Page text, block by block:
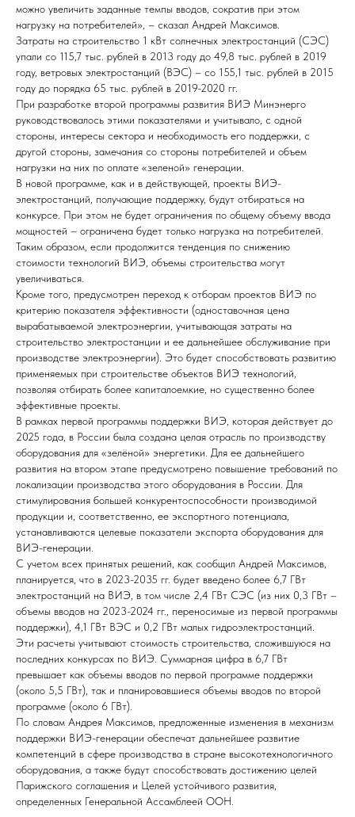
можно увеличить заданные темпы вводов, сократив при этом
нагрузку на потребителей», – сказал Андрей Максимов.
Затраты на строительство 1 кВт солнечных электростанций (СЭС)
упали со 115,7 тыс. рублей в 2013 году до 49,8 тыс. рублей в 2019
году, ветровых электростанций (ВЭС) – со 155,1 тыс. рублей в 2015
году до порядка 65 тыс. рублей в 2019-2020 гг.
При разработке второй программы развития ВИЭ Минэнерго
руководствовалось этими показателями и учитывало, с одной
стороны, интересы сектора и необходимость его поддержки, с
другой стороны, замечания со стороны потребителей и объем
нагрузки на них по оплате «зеленой» генерации.
В новой программе, как и в действующей, проекты ВИЭ-
электростанций, получающие поддержку, будут отбираться на
конкурсе. При этом не будет ограничения по общему объему ввода
мощностей – ограничена будет только нагрузка на потребителей.
Таким образом, если продолжится тенденция по снижению
стоимости технологий ВИЭ, объемы строительства могут
увеличиваться.
Кроме того, предусмотрен переход к отборам проектов ВИЭ по
критерию показателя эффективности (одноставочная цена
вырабатываемой электроэнергии, учитывающая затраты на
строительство электростанции и ее дальнейшее обслуживание при
производстве электроэнергии). Это будет способствовать развитию
применяемых при строительстве объектов ВИЭ технологий,
позволяя отбирать более капиталоемкие, но существенно более
эффективные проекты.
В рамках первой программы поддержки ВИЭ, которая действует до
2025 года, в России была создана целая отрасль по производству
оборудования для «зелёной» энергетики. Для ее дальнейшего
развития на втором этапе предусмотрено повышение требований по
локализации производства этого оборудования в России. Для
стимулирования большей конкурентоспособности производимой
продукции и, соответственно, ее экспортного потенциала,
устанавливаются целевые показатели экспорта оборудования для
ВИЭ-генерации.
С учетом всех принятых решений, как сообщил Андрей Максимов,
планируется, что в 2023-2035 гг. будет введено более 6,7 ГВт
электростанций на ВИЭ, в том числе 2,4 ГВт СЭС (из них 0,3 ГВт –
объемы вводов на 2023-2024 гг., переносимые из первой программы
поддержки), 4,1 ГВт ВЭС и 0,2 ГВт малых гидроэлектростанций.
Эти расчеты учитывают стоимость строительства, сложившуюся на
последних конкурсах по ВИЭ. Суммарная цифра в 6,7 ГВт
превышает как объемы вводов по первой программе поддержки
(около 5,5 ГВт), так и планировавшиеся объемы вводов по второй
программе (около 6 ГВт).
По словам Андрея Максимов, предложенные изменения в механизм
поддержки ВИЭ-генерации обеспечат дальнейшее развитие
компетенций в сфере производства в стране высокотехнологичного
оборудования, а также будут способствовать достижению целей
Парижского соглашения и Целей устойчивого развития,
определенных Генеральной Ассамблеей ООН.